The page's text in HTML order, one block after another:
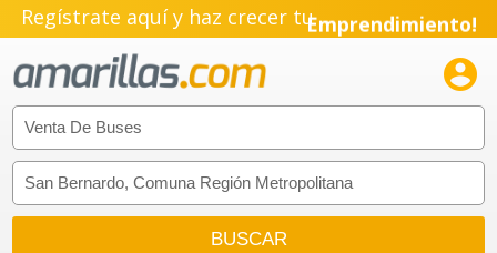
Regístrate aquí y haz crecer tuEmprendimiento!
